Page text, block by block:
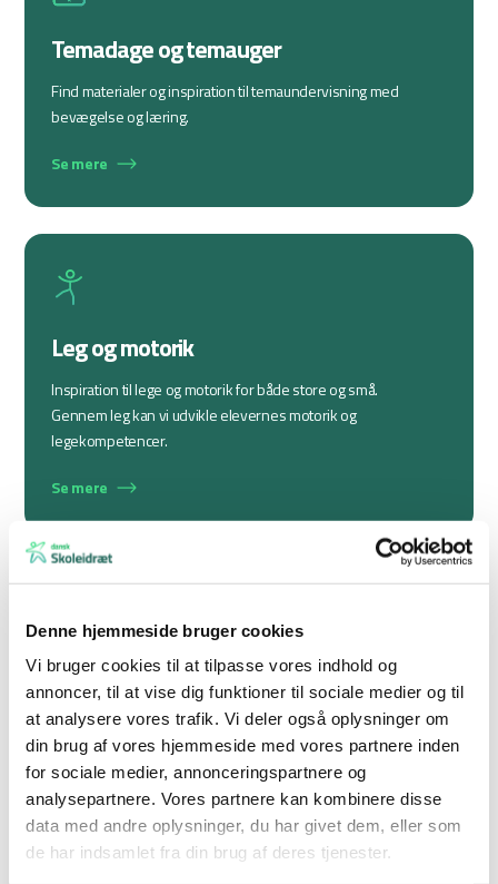
Denne hjemmeside bruger cookies
Vi bruger cookies til at tilpasse vores indhold og
annoncer, til at vise dig funktioner til sociale medier og til
at analysere vores trafik. Vi deler også oplysninger om
din brug af vores hjemmeside med vores partnere inden
for sociale medier, annonceringspartnere og
analysepartnere. Vores partnere kan kombinere disse
data med andre oplysninger, du har givet dem, eller som
de har indsamlet fra din brug af deres tjenester.
Temadage og temauger
Find materialer og inspiration til temaundervisning med
bevægelse og læring.
Se mere
Leg og motorik
Inspiration til lege og motorik for både store og små.
Gennem leg kan vi udvikle elevernes motorik og
legekompetencer.
Se mere
Deltagelse og inklusion
Find konkrete værktøjer og anbefalinger til, hvordan du kan få
alle elever – også dem med særlige behov – til at deltage.
Se mere